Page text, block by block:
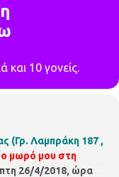
και 10 γονείς.
(Γρ. Λαμπράκη 187 ,
μωρό μου στη
26/4/2018, ώρα